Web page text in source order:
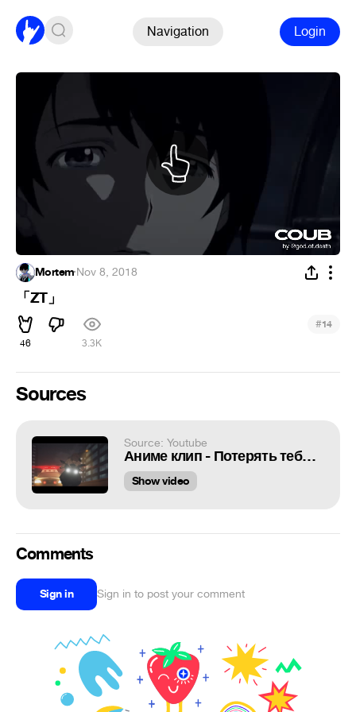
Navigation Login
Mortem·Nov 8, 2018
「ZT」
46 3.3K
#14
Sources
Source: Youtube
Аниме клип - Потерять тебя, я не хочу
Show video
Comments
Sign in Sign in to post your comment